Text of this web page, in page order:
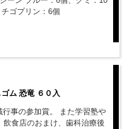
ゴプリン：6個
ム 恐竜 ６０入
事の参加賞。 また学習塾や
食店のおまけ、歯科治療後